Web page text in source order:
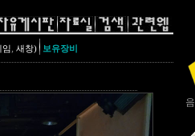
임, 새창) 보유장비